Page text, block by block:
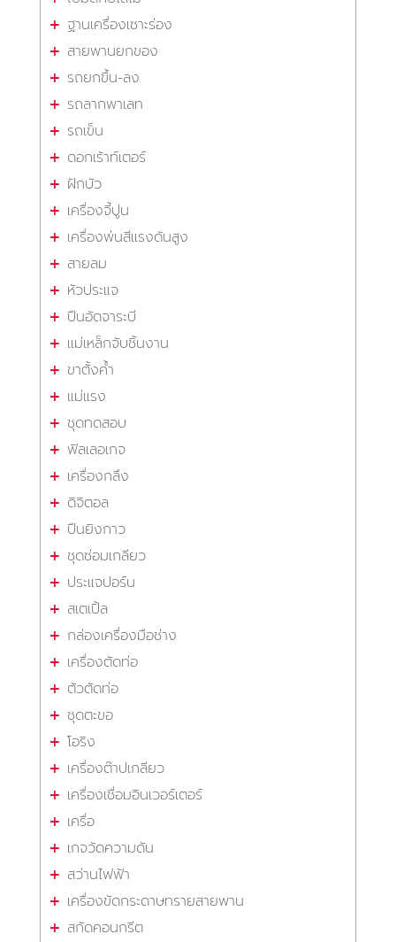
ฐานเครื่องเซาะร่อง
สายพานยกของ
รถยกขึ้น-ลง
รถลากพาเลท
รถเข็น
ดอกเร้าท์เตอร์
ฝักบัว
เครื่องจี้ปูน
เครื่องพ่นสีแรงดันสูง
สายลม
หัวประแจ
ปืนอัดจาระบี
แม่เหล็กจับชิ้นงาน
ขาตั้งค้ำ
แม่แรง
ชุดทดสอบ
ฟิลเลอเกจ
เครื่องกลึง
ดิจิตอล
ปืนยิงกาว
ชุดซ่อมเกลียว
ประแจปอร์น
สเตเปิ้ล
กล่องเครื่องมือช่าง
เครื่องตัดท่อ
ตัวตัดท่อ
ชุดตะขอ
โอริง
เครื่องต๊าปเกลียว
เครื่องเชื่อมอินเวอร์เตอร์
เครื่อ
เกจวัดความดัน
สว่านไฟฟ้า
เครื่องขัดกระดาษทรายสายพาน
สกัดคอนกรีต